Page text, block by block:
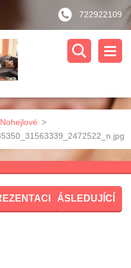
722922109
>
NÁSLEDUJÍCÍ